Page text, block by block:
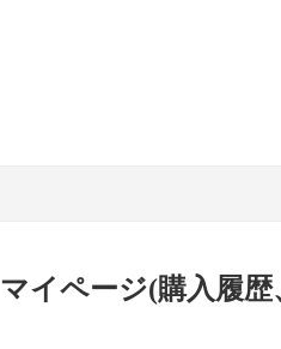
マイページ(購入履